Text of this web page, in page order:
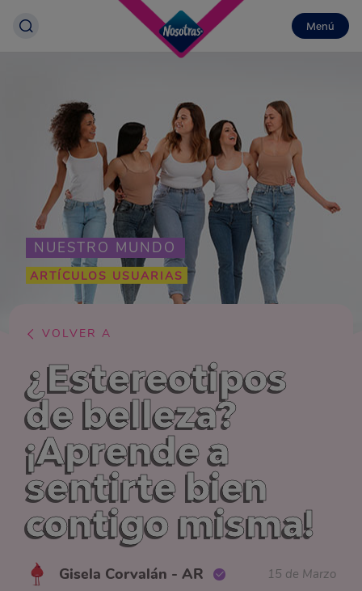
Menú
NUESTRO MUNDO
ARTÍCULOS USUARIAS
VOLVER A
¿Estereotipos
de belleza?
¡Aprende a
sentirte bien
contigo misma!
Gisela Corvalán - AR 15 de Marzo